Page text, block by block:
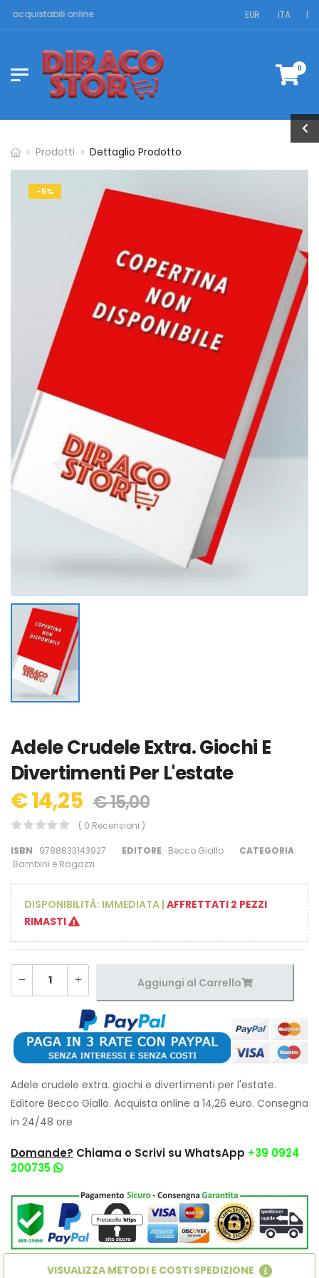
online EUR ITA |
0
Prodotti Dettaglio Prodotto
-5%
Adele Crudele Extra. Giochi E
Divertimenti Per L'estate
€ 14,25 € 15,00
( 0 Recensioni )
ISBN: 9788833143927 EDITORE: Becco Giallo CATEGORIA:
Bambini e Ragazzi
DISPONIBILITÀ: IMMEDIATA | AFFRETTATI 2 PEZZI
RIMASTI
Aggiungi al Carrello
Adele crudele extra. giochi e divertimenti per l'estate.
Editore Becco Giallo. Acquista online a 14,26 euro. Consegna
in 24/48 ore
Domande? Chiama o Scrivi su WhatsApp +39 0924
200735
VISUALIZZA METODI E COSTI SPEDIZIONE